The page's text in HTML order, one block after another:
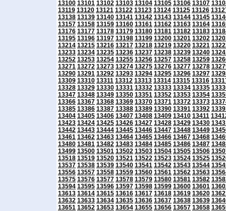
13100 13101 13102 13103 13104 13105 13106 13107
13119 13120 13121 13122 13123 13124 13125 13126
13138 13139 13140 13141 13142 13143 13144 13145
13157 13158 13159 13160 13161 13162 13163 13164
13176 13177 13178 13179 13180 13181 13182 13183
13195 13196 13197 13198 13199 13200 13201 13202
13214 13215 13216 13217 13218 13219 13220 13221
13233 13234 13235 13236 13237 13238 13239 13240
13252 13253 13254 13255 13256 13257 13258 13259
13271 13272 13273 13274 13275 13276 13277 13278
13290 13291 13292 13293 13294 13295 13296 13297
13309 13310 13311 13312 13313 13314 13315 13316
13328 13329 13330 13331 13332 13333 13334 13335
13347 13348 13349 13350 13351 13352 13353 13354
13366 13367 13368 13369 13370 13371 13372 13373
13385 13386 13387 13388 13389 13390 13391 13392
13404 13405 13406 13407 13408 13409 13410 13411
13423 13424 13425 13426 13427 13428 13429 13430
13442 13443 13444 13445 13446 13447 13448 13449
13461 13462 13463 13464 13465 13466 13467 13468
13480 13481 13482 13483 13484 13485 13486 13487
13499 13500 13501 13502 13503 13504 13505 13506
13518 13519 13520 13521 13522 13523 13524 13525
13537 13538 13539 13540 13541 13542 13543 13544
13556 13557 13558 13559 13560 13561 13562 13563
13575 13576 13577 13578 13579 13580 13581 13582
13594 13595 13596 13597 13598 13599 13600 13601
13613 13614 13615 13616 13617 13618 13619 13620
13632 13633 13634 13635 13636 13637 13638 13639
13651 13652 13653 13654 13655 13656 13657 13658